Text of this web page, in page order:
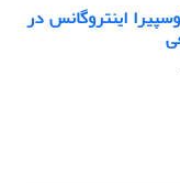
اینتروگانس در